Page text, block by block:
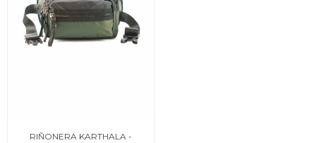
RIÑONERA KARTHALA -